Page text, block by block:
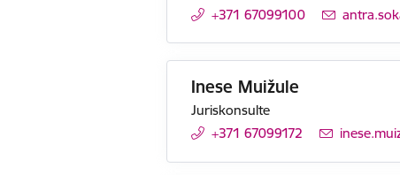
+371 67099100
E-pasts:
Inese Muižule
Juriskonsulte
+371 67099172
E-pasts: